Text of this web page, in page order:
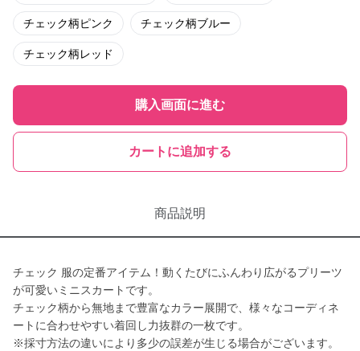
チェック柄ピンク チェック柄ブルー
チェック柄レッド
購入画面に進む
カートに追加する
商品説明
チェック 服の定番アイテム！動くたびにふんわり広がるプリーツ
が可愛いミニスカートです。
チェック柄から無地まで豊富なカラー展開で、様々なコーディネ
ートに合わせやすい着回し力抜群の一枚です。
※採寸方法の違いにより多少の誤差が生じる場合がございます。